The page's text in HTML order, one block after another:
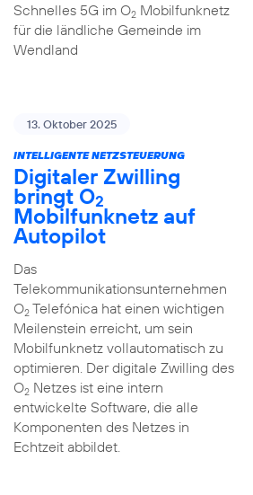
Schnelles 5G im O2Mobilfunknetz
für die ländliche Gemeinde im
Wendland
13. Oktober 2025
INTELLIGENTE NETZSTEUERUNG
Digitaler Zwilling
bringt O2
Mobilfunknetz auf
Autopilot
Das
Telekommunikationsunternehmen
O2Telefónica hat einen wichtigen
Meilenstein erreicht, um sein
Mobilfunknetz vollautomatisch zu
optimieren. Der digitale Zwilling des
O2Netzes ist eine intern
entwickelte Software, die alle
Komponenten des Netzes in
Echtzeit abbildet.